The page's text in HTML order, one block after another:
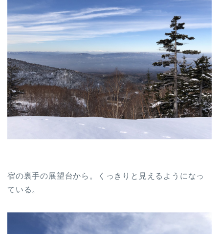
宿の裏手の展望台から。くっきりと見えるようになっ
ている。